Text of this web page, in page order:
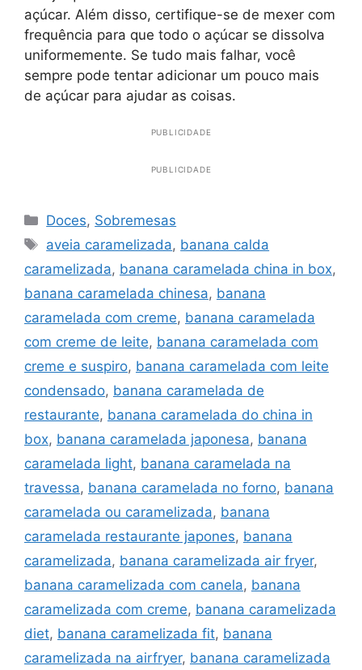
açúcar. Além disso, certifique-se de mexer com
frequência para que todo o açúcar se dissolva
uniformemente. Se tudo mais falhar, você
sempre pode tentar adicionar um pouco mais
de açúcar para ajudar as coisas.
PUBLICIDADE
PUBLICIDADE
Categorias
Doces, Sobremesas
Tags
aveia caramelizada, banana calda
caramelizada, banana caramelada china in box,
banana caramelada chinesa, banana
caramelada com creme, banana caramelada
com creme de leite, banana caramelada com
creme e suspiro, banana caramelada com leite
condensado, banana caramelada de
restaurante, banana caramelada do china in
box, banana caramelada japonesa, banana
caramelada light, banana caramelada na
travessa, banana caramelada no forno, banana
caramelada ou caramelizada, banana
caramelada restaurante japones, banana
caramelizada, banana caramelizada air fryer,
banana caramelizada com canela, banana
caramelizada com creme, banana caramelizada
diet, banana caramelizada fit, banana
caramelizada na airfryer, banana caramelizada